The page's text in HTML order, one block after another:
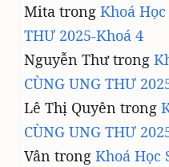
Mita trong Khoá Học
THƯ 2025-Khoá 4
Nguyễn Thưtrong
CÙNG UNG THƯ
Lê Thị Quyên trong
CÙNG UNG THƯ
Vân trong Khoá Học